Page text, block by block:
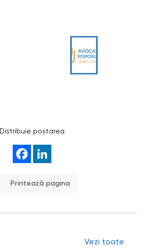
Distribuie postarea
Printează pagina
Vezi toate